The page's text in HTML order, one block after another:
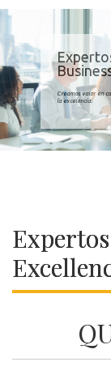
Creamos valor en
la excelencia.